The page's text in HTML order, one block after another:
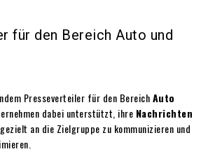
für den Bereich Auto und
Presseverteiler für den BereichAuto
dabei unterstützt, ihre Nachrichten
gezielt an die Zielgruppe zu kommunizieren und